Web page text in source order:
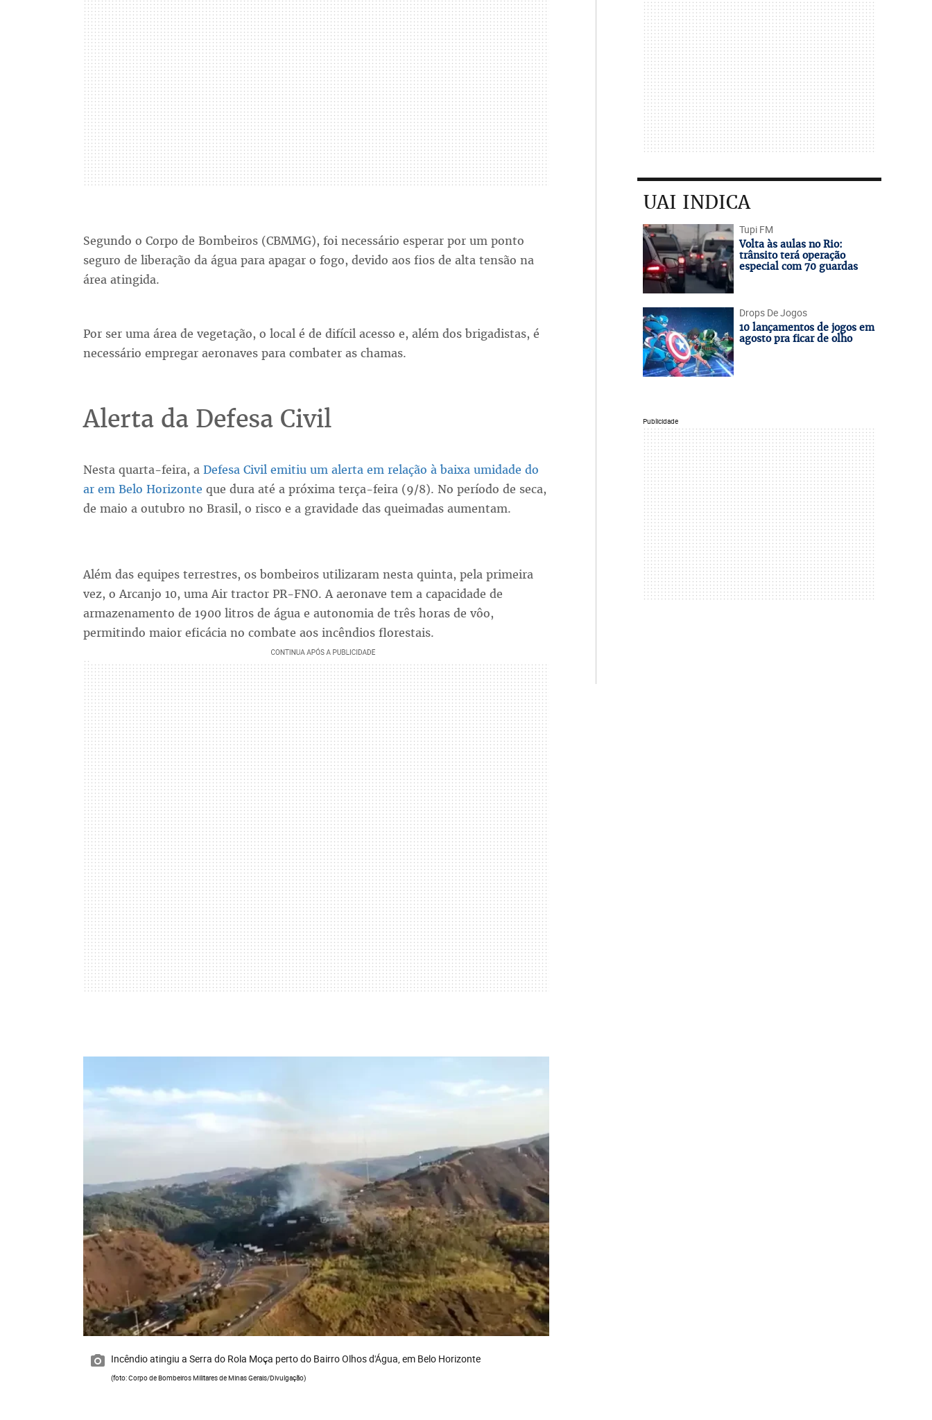
Segundo o Corpo de Bombeiros (CBMMG), foi necessário esperar por um ponto
seguro de liberação da água para apagar o fogo, devido aos fios de alta tensão na
área atingida.
Por ser uma área de vegetação, o local é de difícil acesso e, além dos brigadistas, é
necessário empregar aeronaves para combater as chamas.
Alerta da Defesa Civil
Nesta quarta-feira, a Defesa Civil emitiu um alerta em relação à baixa umidade do
ar em Belo Horizonte que dura até a próxima terça-feira (9/8). No período de seca,
de maio a outubro no Brasil, o risco e a gravidade das queimadas aumentam.
Além das equipes terrestres, os bombeiros utilizaram nesta quinta, pela primeira
vez, o Arcanjo 10, uma Air tractor PR-FNO. A aeronave tem a capacidade de
armazenamento de 1900 litros de água e autonomia de três horas de vôo,
permitindo maior eficácia no combate aos incêndios florestais.
Incêndio atingiu a Serra do Rola Moça perto do Bairro Olhos d'Água, em Belo Horizonte
(foto: Corpo de Bombeiros Militares de Minas Gerais/Divulgação)
UAI INDICA
Tupi FM
Volta às aulas no Rio:
trânsito terá operação
especial com 70 guardas
Drops De Jogos
10 lançamentos de jogos em
agosto pra ficar de olho
Publicidade